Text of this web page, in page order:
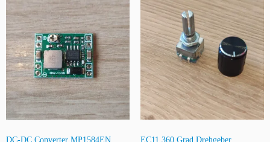
DC-DC Converter MP1584EN EC11 360 Grad Drehgeber